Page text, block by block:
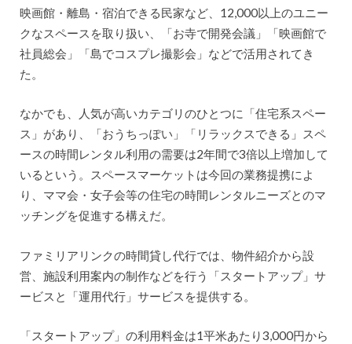
映画館・離島・宿泊できる民家など、12,000以上のユニー
クなスペースを取り扱い、「お寺で開発会議」「映画館で
社員総会」「島でコスプレ撮影会」などで活用されてき
た。
なかでも、人気が高いカテゴリのひとつに「住宅系スペー
ス」があり、「おうちっぽい」「リラックスできる」スペ
ースの時間レンタル利用の需要は2年間で3倍以上増加して
いるという。スペースマーケットは今回の業務提携によ
り、ママ会・女子会等の住宅の時間レンタルニーズとのマ
ッチングを促進する構えだ。
ファミリアリンクの時間貸し代行では、物件紹介から設
営、施設利用案内の制作などを行う「スタートアップ」サ
ービスと「運用代行」サービスを提供する。
「スタートアップ」の利用料金は1平米あたり3,000円から